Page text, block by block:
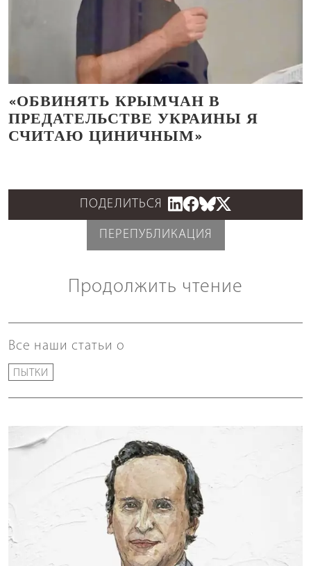
«ОБВИНЯТЬ КРЫМЧАН В
ПРЕДАТЕЛЬСТВЕ УКРАИНЫ Я
СЧИТАЮ ЦИНИЧНЫМ»
ПОДЕЛИТЬСЯ
ПЕРЕПУБЛИКАЦИЯ
Продолжить чтение
Все наши статьи о
ПЫТКИ